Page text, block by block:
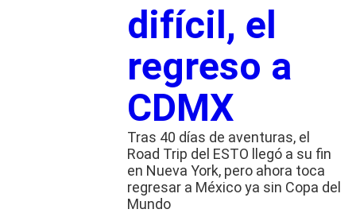
difícil, el
regreso a
CDMX
Tras 40 días de aventuras, el
Road Trip del ESTO llegó a su fin
en Nueva York, pero ahora toca
regresar a México ya sin Copa del
Mundo